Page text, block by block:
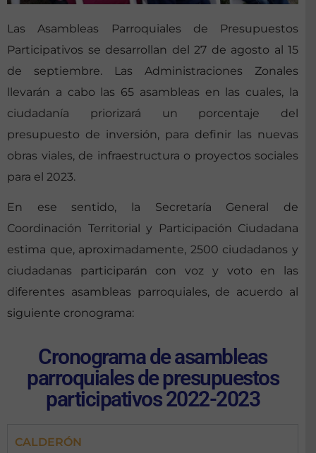
Las Asambleas Parroquiales de Presupuestos
Participativos se desarrollan del 27 de agosto al 15
de septiembre. Las Administraciones Zonales
llevarán a cabo las 65 asambleas en las cuales, la
ciudadanía priorizará un porcentaje del
presupuesto de inversión, para definir las nuevas
obras viales, de infraestructura o proyectos sociales
para el 2023.
En ese sentido, la Secretaría General de
Coordinación Territorial y Participación Ciudadana
estima que, aproximadamente, 2500 ciudadanos y
ciudadanas participarán con voz y voto en las
diferentes asambleas parroquiales, de acuerdo al
siguiente cronograma:
Cronograma de asambleas
parroquiales de presupuestos
participativos 2022-2023
CALDERÓN